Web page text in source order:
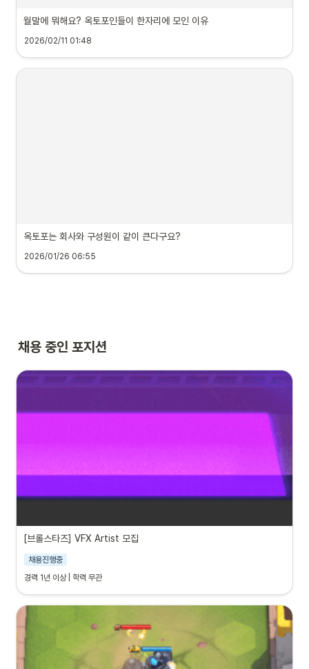
월말에 뭐해요? 옥토포인들이 한자리에 모인 이유
2026/02/11 01:48
옥토포는 회사와 구성원이 같이 큰다구요?
2026/01/26 06:55
채용 중인 포지션
[브롤스타즈] VFX Artist 모집
채용진행중
경력 1년 이상 | 학력 무관